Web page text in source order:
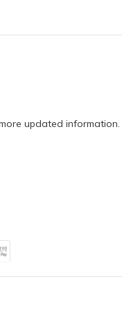
updated information.